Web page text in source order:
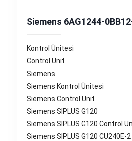
Siemens 6AG1244-
Kontrol Ünitesi
Control Unit
Siemens
Siemens Kontrol Ünitesi
Siemens Control Unit
Siemens SIPLUS G120
Siemens SIPLUS G120 Control
Siemens SIPLUS G120 CU240E-